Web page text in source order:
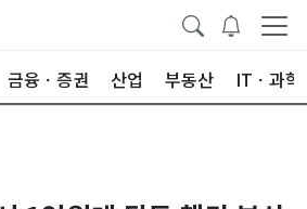
금융ㆍ증권 산업 부동산 ITㆍ과학